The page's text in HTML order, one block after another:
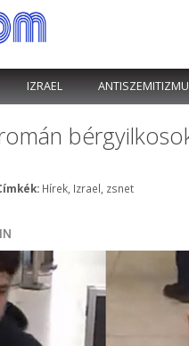
IZRAEL
Címkék
Hírek Izrael zsnet